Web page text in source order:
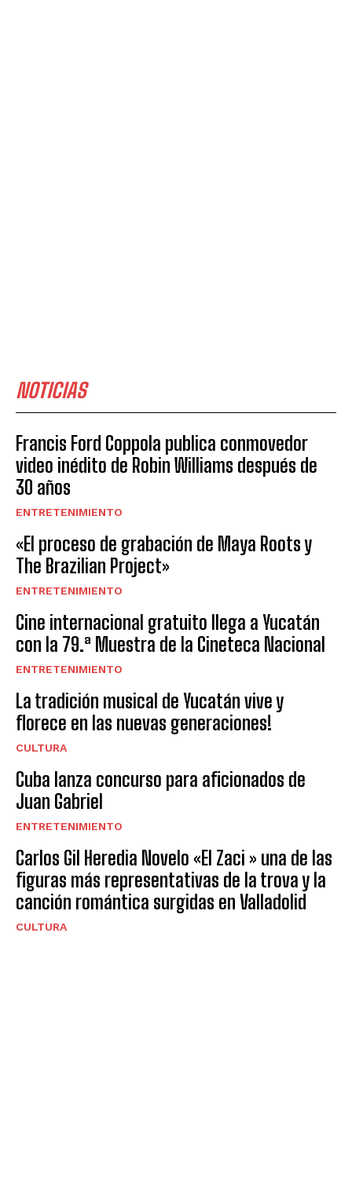
NOTICIAS
Francis Ford Coppola publica conmovedor
video inédito de Robin Williams después de
30 años
ENTRETENIMIENTO
«El proceso de grabación de Maya Roots y
The Brazilian Project»
ENTRETENIMIENTO
Cine internacional gratuito llega a Yucatán
con la 79.ª Muestra de la Cineteca Nacional
ENTRETENIMIENTO
La tradición musical de Yucatán vive y
florece en las nuevas generaciones!
CULTURA
Cuba lanza concurso para aficionados de
Juan Gabriel
ENTRETENIMIENTO
Carlos Gil Heredia Novelo «El Zaci » una de las
figuras más representativas de la trova y la
canción romántica surgidas en Valladolid
CULTURA